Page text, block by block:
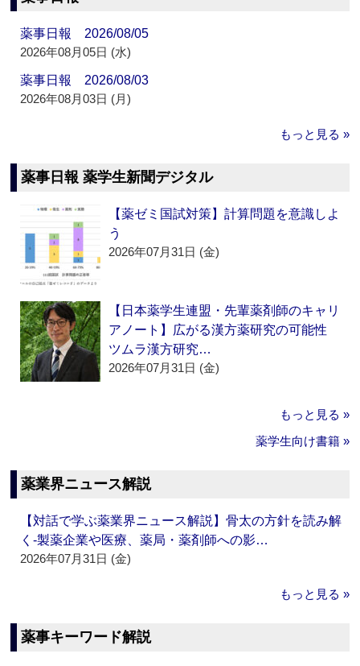
薬事日報 2026/08/05
2026年08月05日 (水)
薬事日報 2026/08/03
2026年08月03日 (月)
もっと見る »
薬事日報 薬学生新聞デジタル
【薬ゼミ国試対策】計算問題を意識しよ
う
2026年07月31日 (金)
【日本薬学生連盟・先輩薬剤師のキャリ
アノート】広がる漢方薬研究の可能性
ツムラ漢方研究…
2026年07月31日 (金)
もっと見る »
薬学生向け書籍 »
薬業界ニュース解説
【対話で学ぶ薬業界ニュース解説】骨太の方針を読み解
く‐製薬企業や医療、薬局・薬剤師への影…
2026年07月31日 (金)
もっと見る »
薬事キーワード解説